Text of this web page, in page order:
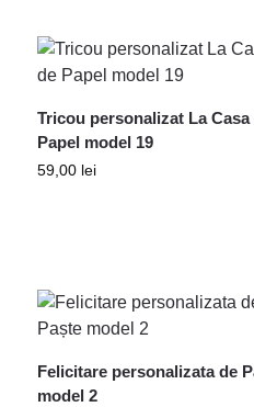
Tricou personalizat La Casa
Papel model 19
59,00 lei
Felicitare personalizata de
model 2